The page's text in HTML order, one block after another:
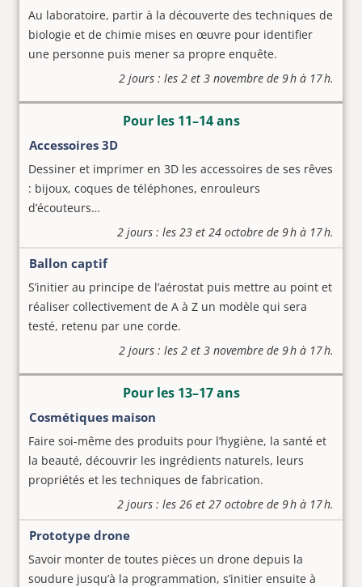
Au laboratoire, partir à la découverte des techniques de
biologie et de chimie mises en œuvre pour identifier
une personne puis mener sa propre enquête.
2 jours : les 2 et 3 novembre de 9 h à 17 h.
Pour les 11–14 ans
Accessoires 3D
Dessiner et imprimer en 3D les accessoires de ses rêves
: bijoux, coques de téléphones, enrouleurs
d’écouteurs…
2 jours : les 23 et 24 octobre de 9 h à 17 h.
Ballon captif
S’initier au principe de l’aérostat puis mettre au point et
réaliser collectivement de A à Z un modèle qui sera
testé, retenu par une corde.
2 jours : les 2 et 3 novembre de 9 h à 17 h.
Pour les 13–17 ans
Cosmétiques maison
Faire soi-même des produits pour l’hygiène, la santé et
la beauté, découvrir les ingrédients naturels, leurs
propriétés et les techniques de fabrication.
2 jours : les 26 et 27 octobre de 9 h à 17 h.
Prototype drone
Savoir monter de toutes pièces un drone depuis la
soudure jusqu’à la programmation, s’initier ensuite à